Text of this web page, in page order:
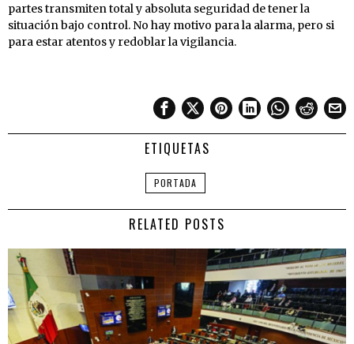
partes transmiten total y absoluta seguridad de tener la
situación bajo control. No hay motivo para la alarma, pero si
para estar atentos y redoblar la vigilancia.
ETIQUETAS
PORTADA
RELATED POSTS